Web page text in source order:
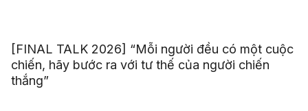
[FINAL TALK 2026] “Mỗi người đều có một cuộc
chiến, hãy bước ra với tư thế của người chiến
thắng”